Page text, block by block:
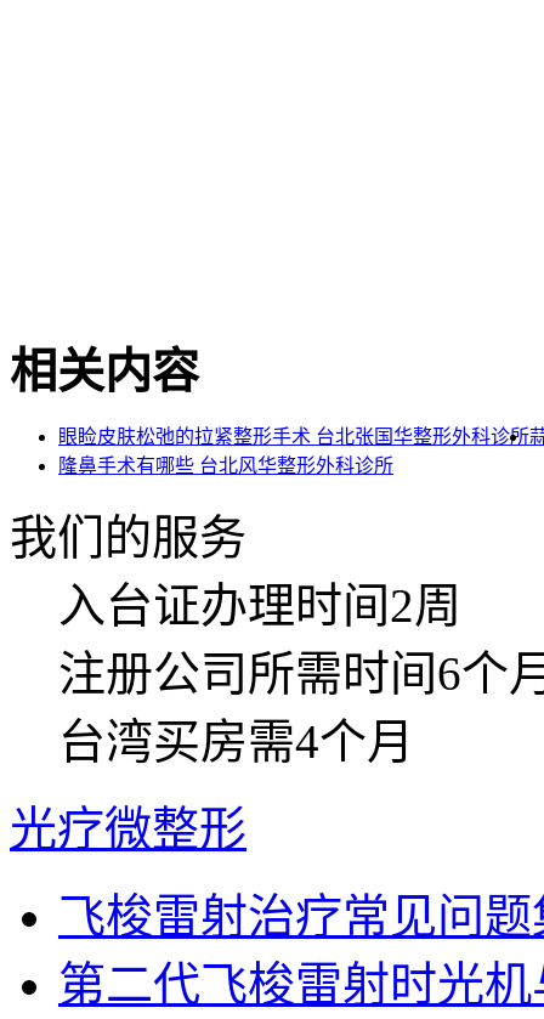
相关内容
眼睑皮肤松弛的拉紧整形手术 台北张国华整形外科诊所
隆鼻手术有哪些 台北风华整形外科诊所
我们的服务
入台证办理时间2周
注册公司 所需时间6个
台湾买房需4个月
光疗微整形
飞梭雷射治疗常见问题
第二代飞梭雷射时光